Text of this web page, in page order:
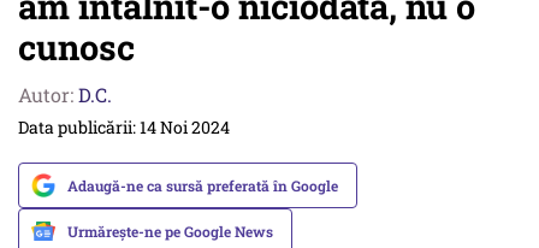
cunosc
Autor:D.C.
Data publicării: 14 Noi 2024
Adaugă-ne ca sursă preferată în Google
Urmărește-ne pe Google News